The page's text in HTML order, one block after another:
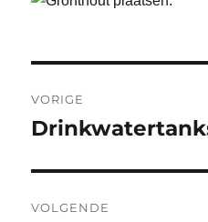
navigatie
VORIGE
Vorig
VOLGENDE